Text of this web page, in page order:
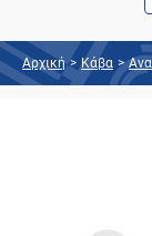
Αρχική > Κάβα >